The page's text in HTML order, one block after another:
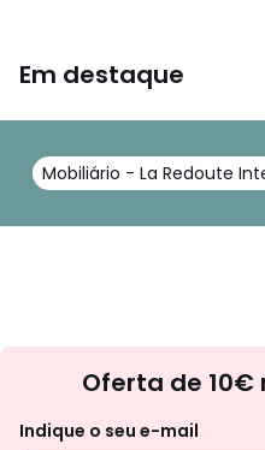
Em destaque
Mobiliário - La Redoute
Oferta de 10€
Indique o seu e-mail